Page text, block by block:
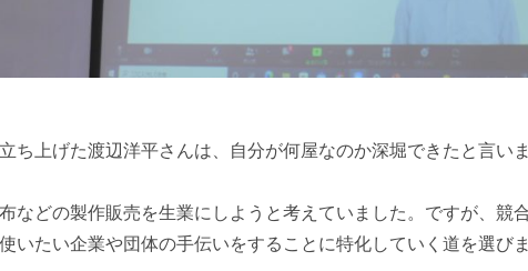
ち上げた渡辺洋平さんは、自分が何屋なのか深堀できたと言いま
などの製作販売を生業にしようと考えていました。ですが、競
いたい企業や団体の手伝いをすることに特化していく道を選びま